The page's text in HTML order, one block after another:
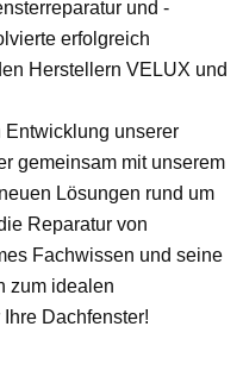
und -
erfolgreich
Herstellern VELUX und
Entwicklung unserer
gemeinsam mit unserem
Lösungen rund um
Reparatur von
Fachwissen und seine
zum idealen
Dachfenster!